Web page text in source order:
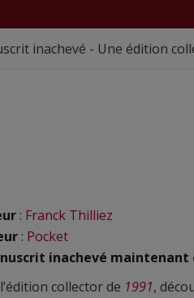
inachevé - Une édition
: Franck Thilliez
: Pocket
inachevé
collector de 1991,